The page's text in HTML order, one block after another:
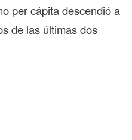
per cápita descendió a
de las últimas dos